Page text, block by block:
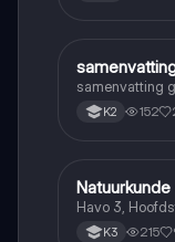
Natuurkunde
samenvatting
K2 152
Natuurkunde
Havo 3,
K3 215